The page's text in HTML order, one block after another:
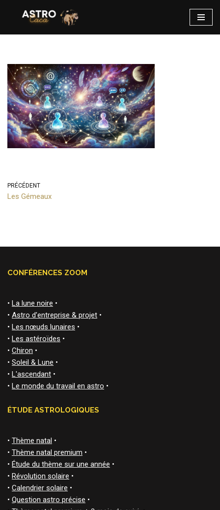
PRÉCÉDENT
Les Gémeaux
CONFÉRENCES ZOOM
• La lune noire •
• Astro d'entreprise & projet •
• Les nœuds lunaires •
• Les astéroïdes •
• Chiron •
• Soleil & Lune •
• L'ascendant •
• Le monde du travail en astro •
ÉTUDE ASTROLOGIQUES
• Thème natal •
• Thème natal premium •
• Étude du thème sur une année •
• Révolution solaire •
• Calendrier solaire •
• Question astro précise •